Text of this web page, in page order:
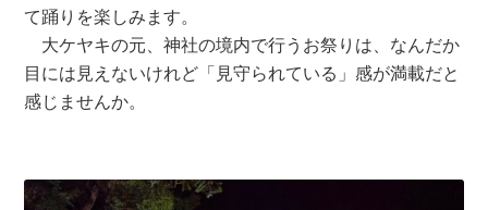
て踊りを楽しみます。
大ケヤキの元、神社の境内で行うお祭りは、なんだか
目には見えないけれど「見守られている」感が満載だと
感じませんか。